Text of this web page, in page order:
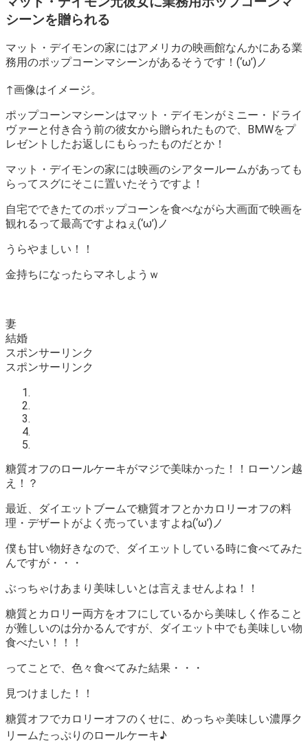
シーンを贈られる
マット・デイモンの家にはアメリカの映画館なんかにある業
務用のポップコーンマシーンがあるそうです！(‘ω’)ノ
↑画像はイメージ。
ポップコーンマシーンはマット・デイモンがミニー・ドライ
ヴァーと付き合う前の彼女から贈られたもので、BMWをプ
レゼントしたお返しにもらったものだとか！
マット・デイモンの家には映画のシアタールームがあっても
らってスグにそこに置いたそうですよ！
自宅でできたてのポップコーンを食べながら大画面で映画を
観れるって最高ですよねぇ(‘ω’)ノ
うらやましい！！
金持ちになったらマネしようｗ
妻
結婚
スポンサーリンク
スポンサーリンク
糖質オフのロールケーキがマジで美味かった！！ローソン越
え！？
最近、ダイエットブームで糖質オフとかカロリーオフの料
理・デザートがよく売っていますよね(‘ω’)ノ
僕も甘い物好きなので、ダイエットしている時に食べてみた
んですが・・・
ぶっちゃけあまり美味しいとは言えませんよね！！
糖質とカロリー両方をオフにしているから美味しく作ること
が難しいのは分かるんですが、
ダイエット中でも美味しい物
食べたい！！！
ってことで、色々食べてみた結果・・・
見つけました！！
糖質オフでカロリーオフのくせに、めっちゃ美味しい濃厚ク
リームたっぷりのロールケーキ♪